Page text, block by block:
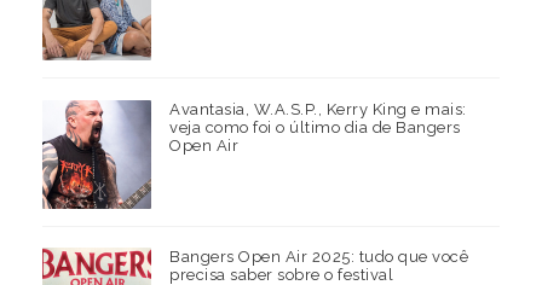
Avantasia, W.A.S.P., Kerry King e mais:
veja como foi o último dia de Bangers
Open Air
Bangers Open Air 2025: tudo que você
precisa saber sobre o festival